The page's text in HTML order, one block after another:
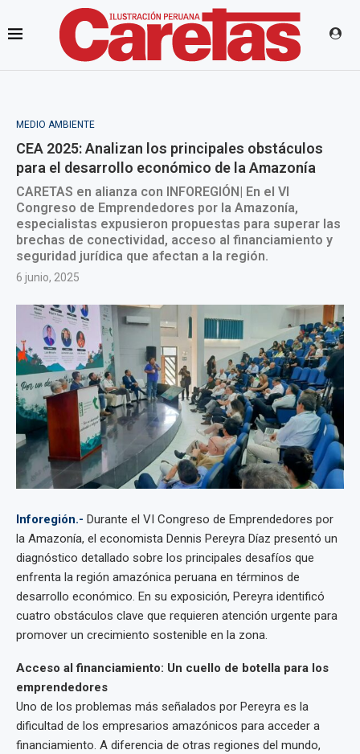
MEDIO AMBIENTE
CEA 2025: Analizan los principales obstáculos
para el desarrollo económico de la Amazonía
CARETAS en alianza con INFOREGIÓN| En el VI
Congreso de Emprendedores por la Amazonía,
especialistas expusieron propuestas para superar las
brechas de conectividad, acceso al financiamiento y
seguridad jurídica que afectan a la región.
6 junio, 2025
Inforegión.- Durante el VI Congreso de Emprendedores por
la Amazonía, el economista Dennis Pereyra Díaz presentó un
diagnóstico detallado sobre los principales desafíos que
enfrenta la región amazónica peruana en términos de
desarrollo económico. En su exposición, Pereyra identificó
cuatro obstáculos clave que requieren atención urgente para
promover un crecimiento sostenible en la zona.
Acceso al financiamiento: Un cuello de botella para los
emprendedores
Uno de los problemas más señalados por Pereyra es la
dificultad de los empresarios amazónicos para acceder a
financiamiento. A diferencia de otras regiones del mundo,